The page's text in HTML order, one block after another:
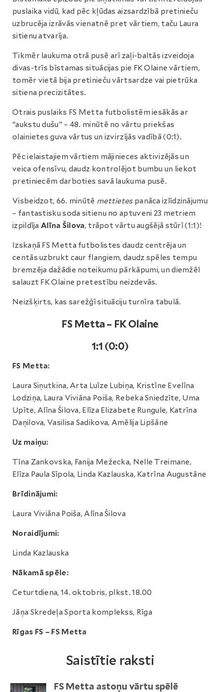
puslaika vidū, kad pēc kļūdas aizsardzībā pretinieču
uzbrucēja izrāvās vienatnē pret vārtiem, taču Laura
sitienu atvarīja.
Tikmēr laukuma otrā pusē arī zaļi-baltās izveidoja
divas-trīs bīstamas situācijas pie FK Olaine vārtiem,
tomēr vietā bija pretinieču vārtsardze vai pietrūka
sitiena precizitātes.
Otrais puslaiks FS Metta futbolistēm iesākās ar
“aukstu dušu” – 48. minūtē no vārtu priekšas
olainietes guva vārtus un izvirzījās vadībā (0:1).
Pēc ielaistajiem vārtiem mājinieces aktivizējās un
veica ofensīvu, daudz kontrolējot bumbu un liekot
pretiniecēm darboties savā laukuma pusē.
Visbeidzot, 66. minūtē mettietes panāca izlīdzinājumu
– fantastisku soda sitienu no aptuveni 23 metriem
izpildīja Alīna Šilova, trāpot vārtu augšējā stūrī (1:1)!
Izskaņā FS Metta futbolistes daudz centrēja un
centās uzbrukt caur flangiem, daudz spēles tempu
bremzēja dažādie noteikumu pārkāpumi, un diemžēl
salauzt FK Olaine pretestību neizdevās.
Neizšķirts, kas sarežģī situāciju turnīra tabulā.
FS Metta – FK Olaine
1:1 (0:0)
FS Metta:
Laura Siņutkina, Arta Luīze Lubiņa, Kristīne Evelīna
Lodziņa, Laura Viviāna Poiša, Rebeka Sniedzīte, Uma
Upīte, Alīna Šilova, Elīza Elizabete Rungule, Katrīna
Daņilova, Vasilisa Sadikova, Amēlija Lipšāne
Uz maiņu:
Tīna Zankovska, Fanija Mežecka, Nelle Treimane,
Elīza Paula Sīpola, Linda Kazlauska, Katrīna Augustāne
Brīdinājumi:
Laura Viviāna Poiša, Alīna Šilova
Noraidījumi:
Linda Kazlauska
Nākamā spēle:
Ceturtdiena, 14. oktobris, plkst. 18.00
Jāņa Skredeļa Sporta komplekss, Rīga
Rīgas FS – FS Metta
Saistītie raksti
FS Metta astoņu vārtu spēlē